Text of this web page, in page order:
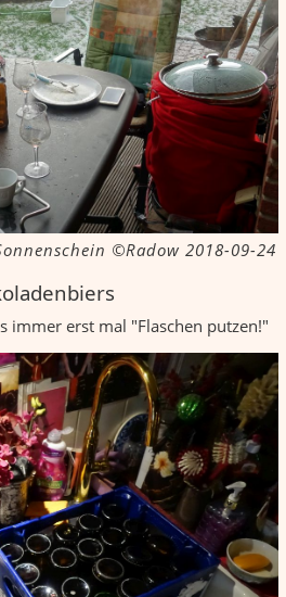
©Radow 2018-09-24
immer erst mal "Flaschen putzen!"